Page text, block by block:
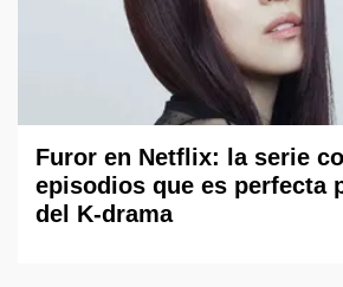
Furor en Netflix: la serie
episodios que es perfecta
del K-drama